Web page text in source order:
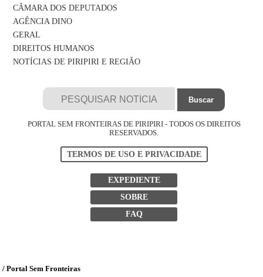
CÂMARA DOS DEPUTADOS
AGÊNCIA DINO
GERAL
DIREITOS HUMANOS
NOTÍCIAS DE PIRIPIRI E REGIÃO
PORTAL SEM FRONTEIRAS DE PIRIPIRI - TODOS OS DIREITOS
RESERVADOS.
TERMOS DE USO E PRIVACIDADE
EXPEDIENTE
SOBRE
FAQ
/ Portal Sem Fronteiras